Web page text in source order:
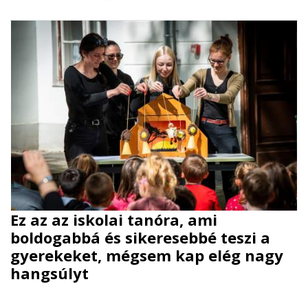
Ez az az iskolai tanóra, ami
boldogabbá és sikeresebbé teszi a
gyerekeket, mégsem kap elég nagy
hangsúlyt